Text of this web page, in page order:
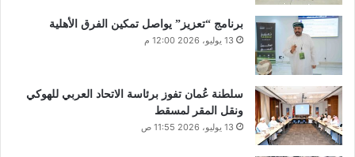
برنامج “تعزيز” يواصل تمكين الفرق الأهلية
13 يوليو، 2026 12:00 م
سلطنة عُمان تفوز برئاسة الاتحاد العربي للهوكي
ونقل المقر لمسقط
13 يوليو، 2026 11:55 ص